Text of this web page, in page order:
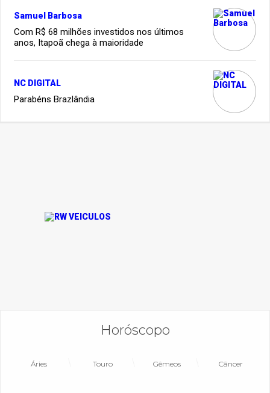
Samuel Barbosa
Com R$ 68 milhões investidos nos últimos
anos, Itapoã chega à maioridade
NC DIGITAL
Parabéns Brazlândia
Horóscopo
Áries Touro Gêmeos Câncer